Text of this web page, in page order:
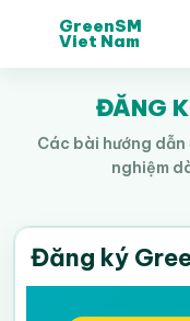
GreenSM
Viet Nam
ĐĂNG
Các bài hướng dẫn
nghiệm
Đăng ký